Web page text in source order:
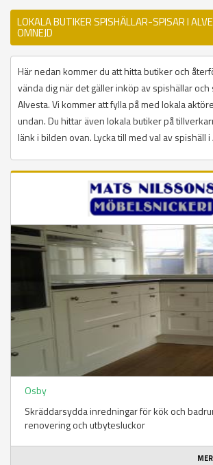
LOKALA BUTIKER SPISHÄLLAR-SPISAR I
OMNEJD
Här nedan kommer du att hitta butiker och
vända dig när det gäller inköp av spishällar
Alvesta. Vi kommer att fylla på med lokala
undan. Du hittar även lokala butiker på
länk i bilden ovan. Lycka till med val av spishäll i
Osby
Skräddarsydda inredningar för kök och
renovering och utbytesluckor